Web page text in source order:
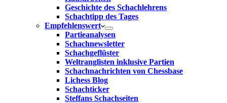
Geschichte des Schachlehrens
Schachtipp des Tages
Empfehlenswert
Partieanalysen
Schachnewsletter
Schachgeflüster
Weltranglisten inklusive Partien
Schachnachrichten von Chessbase
Lichess Blog
Schachticker
Steffans Schachseiten